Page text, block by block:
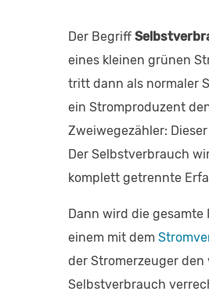
Der Begriff
eines kleinen grünen
tritt dann als normaler
ein Stromproduzent
Zweiwegezähler:
Der Selbstverbrauch
komplett getrennte
Dann wird die
einem mit dem
der Stromerzeuger
Selbstverbrauch